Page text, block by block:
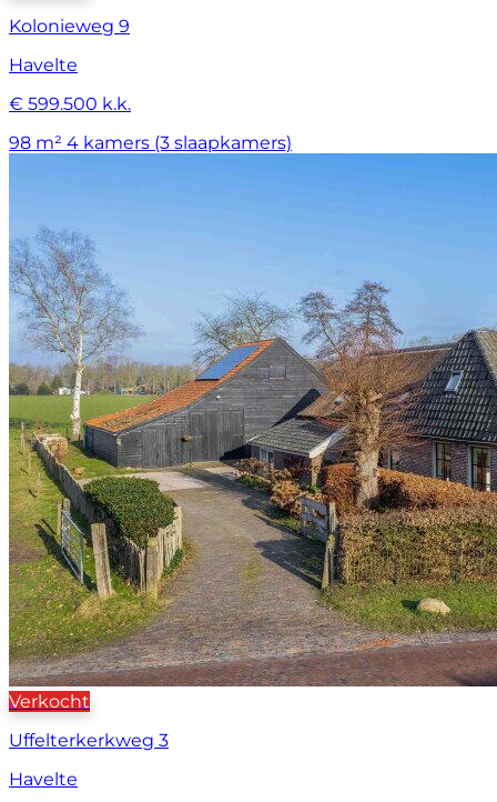
Kolonieweg 9
Havelte
€ 599.500 k.k.
98 m² 4 kamers (3 slaapkamers)
Verkocht
Uffelterkerkweg 3
Havelte